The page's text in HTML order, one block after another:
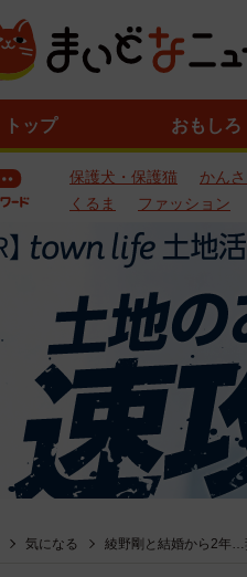
トップ おもしろ
保護犬・保護猫 かん
くるま
ファッション
気になる 綾野剛と結婚から2年…